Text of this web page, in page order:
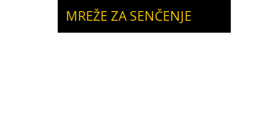
MREŽE ZA SENČENJE